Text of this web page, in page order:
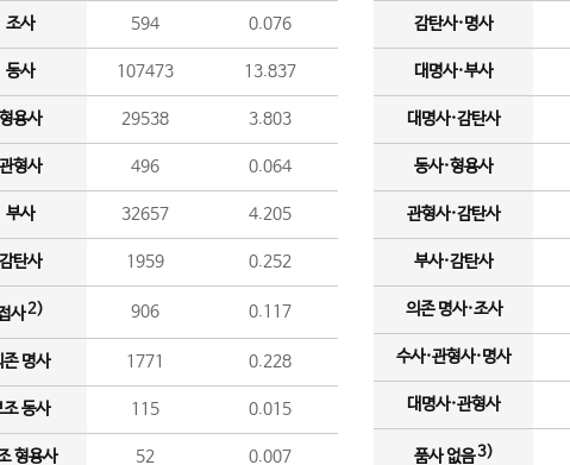
조사 594 0.076
동사 107473 13.837
용사 29538 3.803
형사 496 0.064
부사 32657 4.205
탄사 1959 0.252
사2) 906 0.117
존 명사 1771 0.228
조 동사 115 0.015
형용사 52 0.007
감탄사·명사
대명사·부사
대명사·감탄사
동사·형용사
관형사·감탄사
부사·감탄사
의존 명사·조사
수사·관형사·명사
대명사·관형사
품사 없음3)